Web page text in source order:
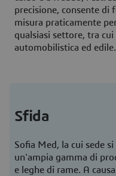
precisione, consente di
misura praticamente
qualsiasi settore, tra
automobilistica ed edile.
Sfida
Sofia Med, la cui sede
un'ampia gamma di
e leghe di rame. A